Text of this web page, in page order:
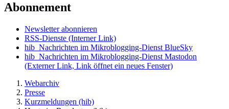
Abonnement
Newsletter abonnieren
RSS-Dienste (Interner Link)
hib_Nachrichten im Mikroblogging-Dienst BlueSky
hib_Nachrichten im Mikroblogging-Dienst Mastodon
(Externer Link, Link öffnet ein neues Fenster)
Webarchiv
Presse
Kurzmeldungen (hib)